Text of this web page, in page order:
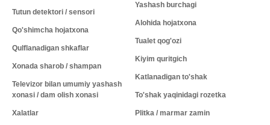
Tutun detektori / sensori
Qo'shimcha hojatxona
Qulflanadigan shkaflar
Xonada sharob / shampan
Televizor bilan umumiy yashash
xonasi / dam olish xonasi
Xalatlar
Yashash burchagi
Alohida hojatxona
Tualet qog'ozi
Kiyim quritgich
Katlanadigan to'shak
To'shak yaqinidagi rozetka
Plitka / marmar zamin